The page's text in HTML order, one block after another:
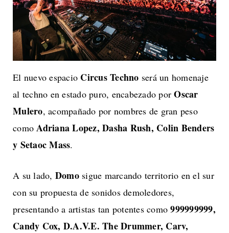
El nuevo espacio Circus Techno será un homenaje
al techno en estado puro, encabezado porOscar
Mulero, acompañado por nombres de gran peso
como Adriana Lopez, Dasha Rush, Colin Benders
y Setaoc Mass.
A su lado, Domosigue marcando territorio en el sur
con su propuesta de sonidos demoledores,
presentando a artistas tan potentes como999999999,
Candy Cox, D.A.V.E. The Drummer, Carv,